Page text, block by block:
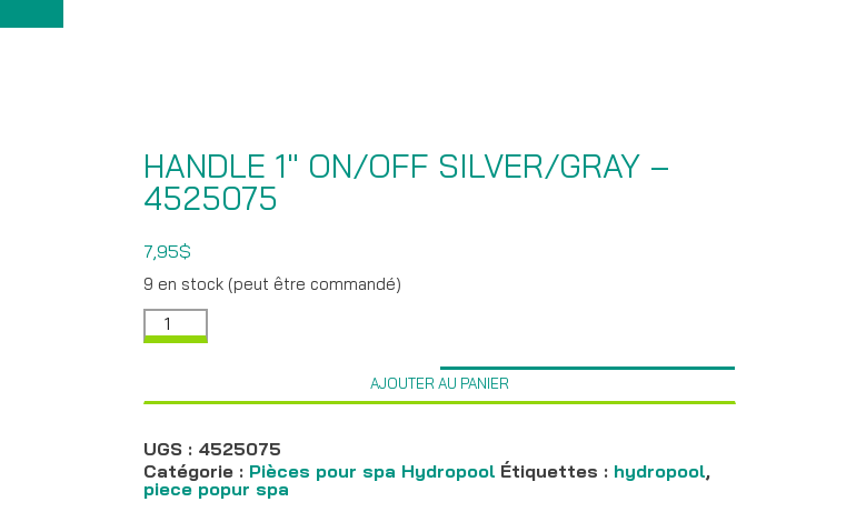
HANDLE 1″ ON/OFF SILVER/GRAY –
4525075
7,95$
9 en stock (peut être commandé)
quantité
de
Silver/Gray
4525075
AJOUTER AU PANIER
UGS : 4525075
Catégorie : Pièces pour spa Hydropool Étiquettes : hydropool,
piece popur spa